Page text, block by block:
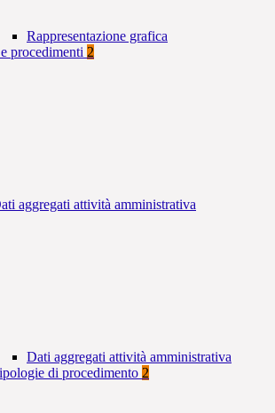
Rappresentazione grafica
procedimenti 2
aggregati attività amministrativa
Dati aggregati attività amministrativa
di procedimento 2